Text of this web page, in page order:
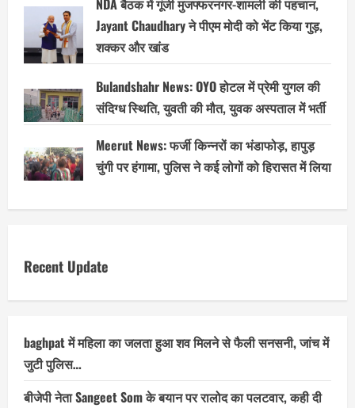
Jayant Chaudhary ने पीएम मोदी को भेंट किया गुड़,
शक्कर और खांड
Bulandshahr News: OYO होटल में प्रेमी युगल की
संदिग्ध स्थिति, युवती की मौत, युवक अस्पताल में भर्ती
Meerut News: फर्जी किन्नरों का भंडाफोड़, हापुड़
चुंगी पर हंगामा, पुलिस ने कई लोगों को हिरासत में लिया
Recent Update
baghpat में महिला का जलता हुआ शव मिलने से फैली सनसनी, जांच में
जुटी पुलिस…
बीजेपी नेता Sangeet Som के बयान पर रालोद का पलटवार, कही दी